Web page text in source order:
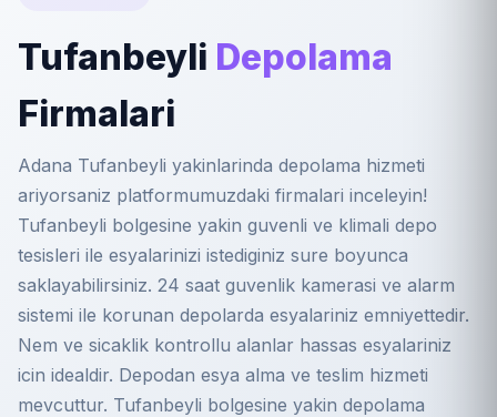
Tufanbeyli Depolama
Firmalari
Adana Tufanbeyli yakinlarinda depolama hizmeti
ariyorsaniz platformumuzdaki firmalari inceleyin!
Tufanbeyli bolgesine yakin guvenli ve klimali depo
tesisleri ile esyalarinizi istediginiz sure boyunca
saklayabilirsiniz. 24 saat guvenlik kamerasi ve alarm
sistemi ile korunan depolarda esyalariniz emniyettedir.
Nem ve sicaklik kontrollu alanlar hassas esyalariniz
icin idealdir. Depodan esya alma ve teslim hizmeti
mevcuttur. Tufanbeyli bolgesine yakin depolama